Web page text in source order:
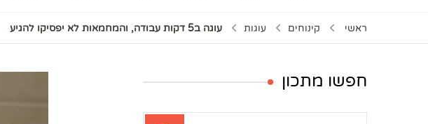
ראשי קינוחים עוגות עוגה ב5 דקות עבודה, והמחמאות לא יפסיקו להגיע
חפשו מתכון